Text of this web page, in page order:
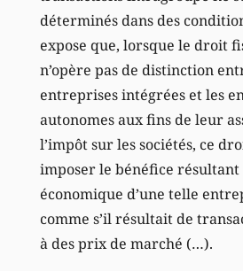
déterminés dans des
expose que, lorsque le droit
n’opère pas de distinction
entreprises intégrées et les
autonomes aux fins de leur
l’impôt sur les sociétés, ce
imposer le bénéfice résultant
économique d’une telle
comme s’il résultait de
à des prix de marché (…).